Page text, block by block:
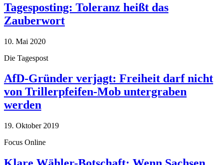
Tagesposting: Toleranz heißt das
Zauberwort
10. Mai 2020
Die Tagespost
AfD-Gründer verjagt: Freiheit darf nicht
von Trillerpfeifen-Mob untergraben
werden
19. Oktober 2019
Focus Online